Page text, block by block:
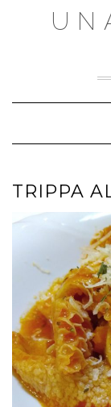
TRIPPA